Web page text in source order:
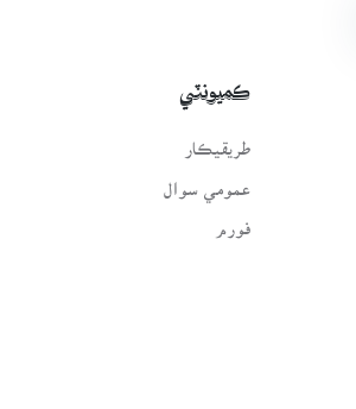
ڪميونٽي
طريقيڪار
عمومي سوال
فورم